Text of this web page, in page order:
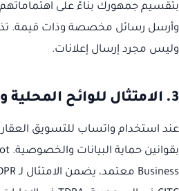
بتقسيم جمهورك بناءً على
وأرسل رسائل مخصصة وذات قيمة.
وليس مجرد إرسال إعلانات.
3. الامتثال للوائح المحلية والدولية
عند استخدام واتساب للتسويق